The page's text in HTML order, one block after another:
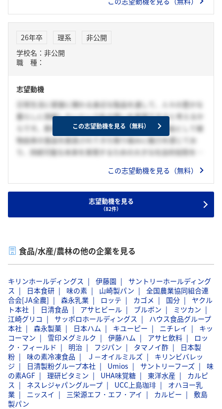
身体の幸せに貢献する」が実現できると考え、貴社を強く志
26年卒 理系
非公開
学校名：非公開
職 種：
志望動機
日常生活に密接に関わる身近な製品を通して、人々の豊かな
暮らしに貢献したいという私の想いを実現できると考えるか
らです。貴社は○○を使命とし、有限資源の代替品として植
物由来の食品を創造されてきた取り組みに魅力を感じてお
り、持続可能な未来を実現するための大きな社会的役割を担
境を第一に考える技術者として成長し続け、社会的価値創出
この志望動機を見る（無料）
この志望動機を見る（無料）
志望動機を見る
（82件）
食品/水産/農林の他の企業を見る
キリンホールディングス 伊藤園
サントリーホールディング
ス
日本食研 味の素 山崎製パン
全国農業協同組合連
合会[JA全農]
森永乳業 ロッテ カゴメ 国分
ヤクル
ト本社
日清食品 アサヒビール ブルボン
ミツカン
江崎グリコ
サッポロホールディングス
ハウス食品グループ
本社
森永製菓 日本ハム キユーピー ニチレイ
キッ
コーマン
雪印メグミルク 伊藤ハム アサヒ飲料
ロッ
ク・フィールド
明治 フジパン タマノイ酢
日本製
粉
味の素冷凍食品 Ｊ－オイルミルズ
キリンビバレッ
ジ
日清製粉グループ本社 Umios サントリーフーズ
味
の素AGF
理研ビタミン UHA味覚糖 東洋水産
カルピ
ス
ネスレジャパングループ UCC上島珈琲
オハヨー乳
業
ニッスイ 三栄源エフ・エフ・アイ カルビー
敷島
製パン